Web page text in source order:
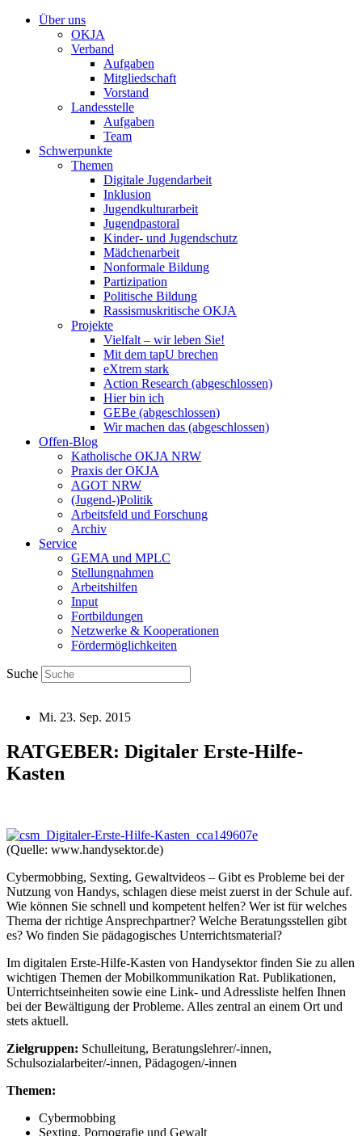
Über uns
OKJA
Verband
Aufgaben
Mitgliedschaft
Vorstand
Landesstelle
Aufgaben
Team
Schwerpunkte
Themen
Digitale Jugendarbeit
Inklusion
Jugendkulturarbeit
Jugendpastoral
Kinder- und Jugendschutz
Mädchenarbeit
Nonformale Bildung
Partizipation
Politische Bildung
Rassismuskritische OKJA
Projekte
Vielfalt – wir leben Sie!
Mit dem tapU brechen
eXtrem stark
Action Research (abgeschlossen)
Hier bin ich
GEBe (abgeschlossen)
Wir machen das (abgeschlossen)
Offen-Blog
Katholische OKJA NRW
Praxis der OKJA
AGOT NRW
(Jugend-)Politik
Arbeitsfeld und Forschung
Archiv
Service
GEMA und MPLC
Stellungnahmen
Arbeitshilfen
Input
Fortbildungen
Netzwerke & Kooperationen
Fördermöglichkeiten
Suche
Mi. 23. Sep. 2015
RATGEBER: Digitaler Erste-Hilfe-
Kasten
(Quelle: www.handysektor.de)
Cybermobbing, Sexting, Gewaltvideos – Gibt es Probleme bei der
Nutzung von Handys, schlagen diese meist zuerst in der Schule auf.
Wie können Sie schnell und kompetent helfen? Wer ist für welches
Thema der richtige Ansprechpartner? Welche Beratungsstellen gibt
es? Wo finden Sie pädagogisches Unterrichtsmaterial?
Im digitalen Erste-Hilfe-Kasten von Handysektor finden Sie zu allen
wichtigen Themen der Mobilkommunikation Rat. Publikationen,
Unterrichtseinheiten sowie eine Link- und Adressliste helfen Ihnen
bei der Bewältigung der Probleme. Alles zentral an einem Ort und
stets aktuell.
Zielgruppen: Schulleitung, Beratungslehrer/-innen,
Schulsozialarbeiter/-innen, Pädagogen/-innen
Themen:
Cybermobbing
Sexting, Pornografie und Gewalt